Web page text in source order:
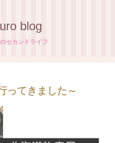
blog
セカンドライフ
ってきました～